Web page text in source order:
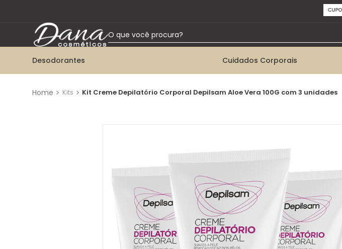
O que você procura?
2º
talco
6º
kit herbissimo
desodorante creme tabu
desodorante spray
desodorante creme
Desodorantes Cuidados Corporais
Kits Kit Creme Depilatório Corporal Depilsam Aloe Vera 100G com 3 unidades